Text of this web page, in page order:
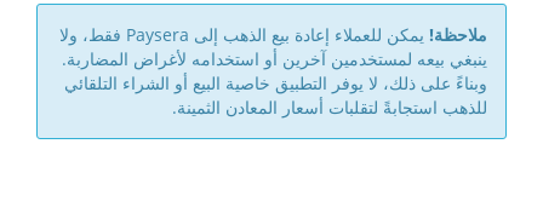
ملاحظة!
يمكن للعملاء إعادة بيع الذهب إلى Paysera فقط، ولا
ينبغي بيعه لمستخدمين آخرين أو استخدامه لأغراض المضاربة.
وبناءً على ذلك، لا يوفر التطبيق خاصية البيع أو الشراء التلقائي
للذهب استجابةً لتقلبات أسعار المعادن الثمينة.